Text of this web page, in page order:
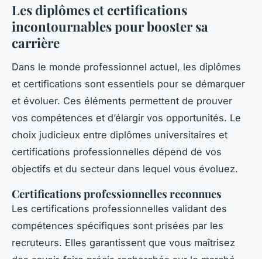
Les diplômes et certifications
incontournables pour booster sa
carrière
Dans le monde professionnel actuel, les diplômes
et certifications sont essentiels pour se démarquer
et évoluer. Ces éléments permettent de prouver
vos compétences et d’élargir vos opportunités. Le
choix judicieux entre diplômes universitaires et
certifications professionnelles dépend de vos
objectifs et du secteur dans lequel vous évoluez.
Certifications professionnelles reconnues
Les certifications professionnelles validant des
compétences spécifiques sont prisées par les
recruteurs. Elles garantissent que vous maîtrisez